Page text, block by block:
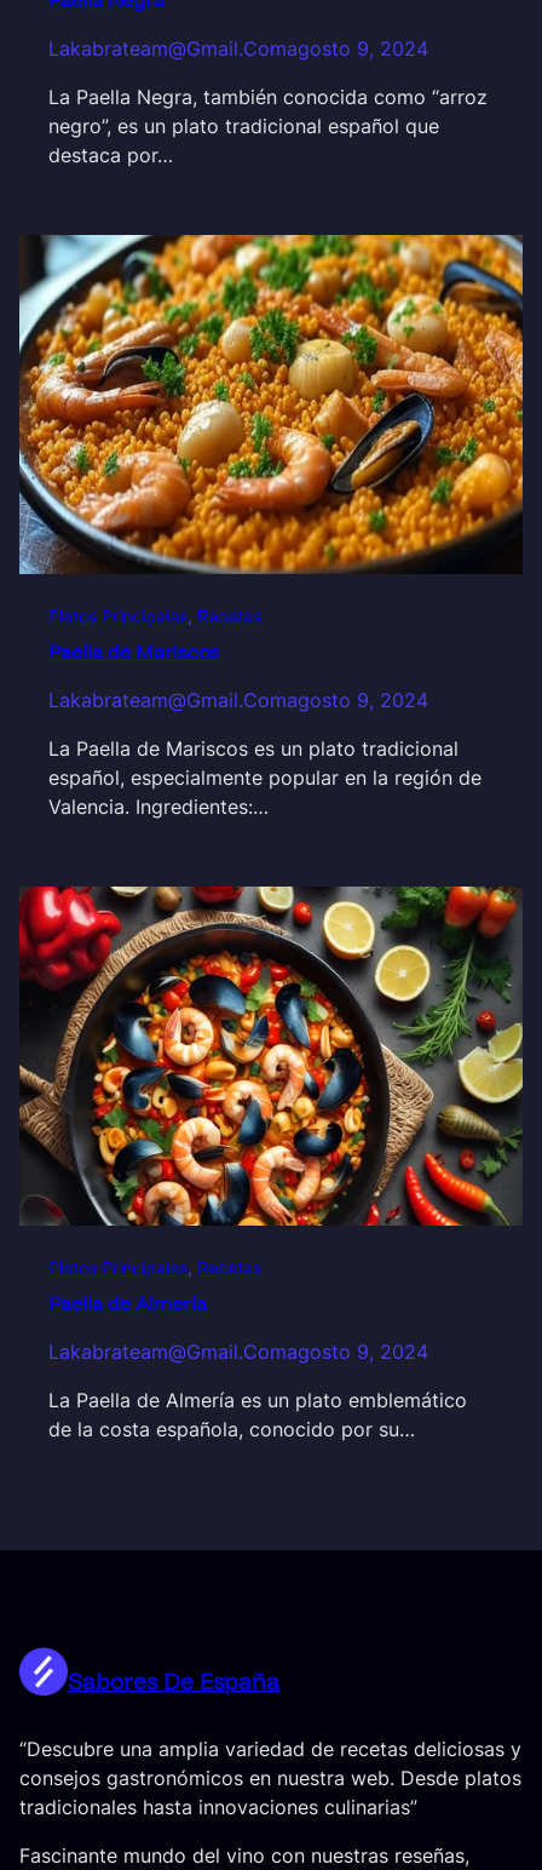
Lakabrateam@gmail.comagosto 9, 2024
La Paella Negra, también conocida como “arroz
negro”, es un plato tradicional español que
destaca por…
Platos Principales, Recetas
Paella de Mariscos
Lakabrateam@gmail.comagosto 9, 2024
La Paella de Mariscos es un plato tradicional
español, especialmente popular en la región de
Valencia. Ingredientes:…
Platos Principales, Recetas
Paella de Almería
Lakabrateam@gmail.comagosto 9, 2024
La Paella de Almería es un plato emblemático
de la costa española, conocido por su…
Sabores De España
“Descubre una amplia variedad de recetas deliciosas y
consejos gastronómicos en nuestra web. Desde platos
tradicionales hasta innovaciones culinarias”
Fascinante mundo del vino con nuestras reseñas,